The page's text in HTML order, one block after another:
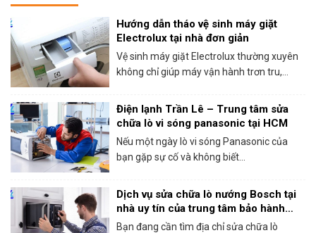
Hướng dẫn tháo vệ sinh máy giặt
Electrolux tại nhà đơn giản
Vệ sinh máy giặt Electrolux thường xuyên
không chỉ giúp máy vận hành trơn tru,...
Điện lạnh Trần Lê – Trung tâm sửa
chữa lò vi sóng panasonic tại HCM
Nếu một ngày lò vi sóng Panasonic của
bạn gặp sự cố và không biết...
Dịch vụ sửa chữa lò nướng Bosch tại
nhà uy tín của trung tâm bảo hành
Bosch tại HCM
Bạn đang cần tìm địa chỉ sửa chữa lò